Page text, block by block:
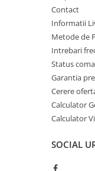
Invertoare Tensiune
Roboti Pornire Auto
Statii de incarcare
UPS Centrale Termice
Stabilizatoare
Scule si aparate
Instrumente de
Anemometre
Contact
Informatii
Metode de
Intrebari
Status
Garantia
Cerere
Calculator
Calculator
SOCIAL